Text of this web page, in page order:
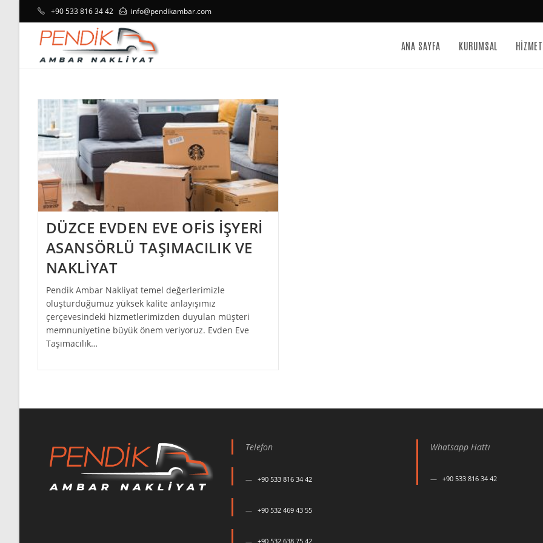
+90 533 816 34 42 info@pendikambar.com
ANA SAYFA KURUMSAL
DÜZCE EVDEN EVE OFİS İŞYERİ
ASANSÖRLÜ TAŞIMACILIK VE
NAKLİYAT
Pendik Ambar Nakliyat temel değerlerimizle
oluşturduğumuz yüksek kalite anlayışımız
çerçevesindeki hizmetlerimizden duyulan müşteri
memnuniyetine büyük önem veriyoruz. Evden Eve
Taşımacılık…
Telefon
+90 533 816 34 42
+90 532 469 43 55
+90 532 638 75 42
Whatsapp Hattı
+90 533 816 34 42